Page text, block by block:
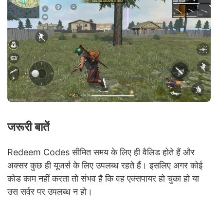
जरूरी बातें
Redeem Codes सीमित समय के लिए ही वैलिड होते हैं और
अक्सर कुछ ही यूजर्स के लिए उपलब्ध रहते हैं। इसलिए अगर कोई
कोड काम नहीं करता तो संभव है कि वह एक्सपायर हो चुका हो या
उस सर्वर पर उपलब्ध न हो।